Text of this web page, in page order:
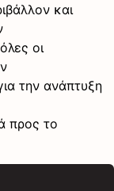
και
οι
την ανάπτυξη
προς το